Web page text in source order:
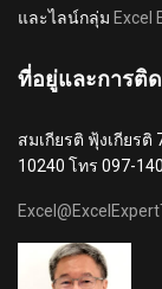
และไลน์กลุ่ม Excel
ที่อยู่และการติ
สมเกียรติ ฟุ้งเกียร
10240 โทร 097-